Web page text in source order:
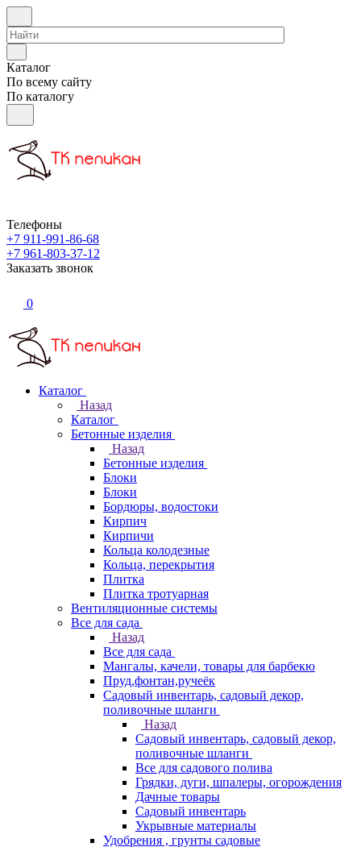
Каталог
По всему сайту
По каталогу
Телефоны
+7 911-991-86-68
+7 961-803-37-12
Заказать звонок
0
Каталог
Назад
Каталог
Бетонные изделия
Назад
Бетонные изделия
Блоки
Блоки
Бордюры, водостоки
Кирпич
Кирпичи
Кольца колодезные
Кольца, перекрытия
Плитка
Плитка тротуарная
Вентиляционные системы
Все для сада
Назад
Все для сада
Мангалы, качели, товары для барбекю
Пруд,фонтан,ручеёк
Садовый инвентарь, садовый декор,
поливочные шланги
Назад
Садовый инвентарь, садовый декор,
поливочные шланги
Все для садового полива
Грядки, дуги, шпалеры, огорождения
Дачные товары
Садовый инвентарь
Укрывные материалы
Удобрения , грунты садовые